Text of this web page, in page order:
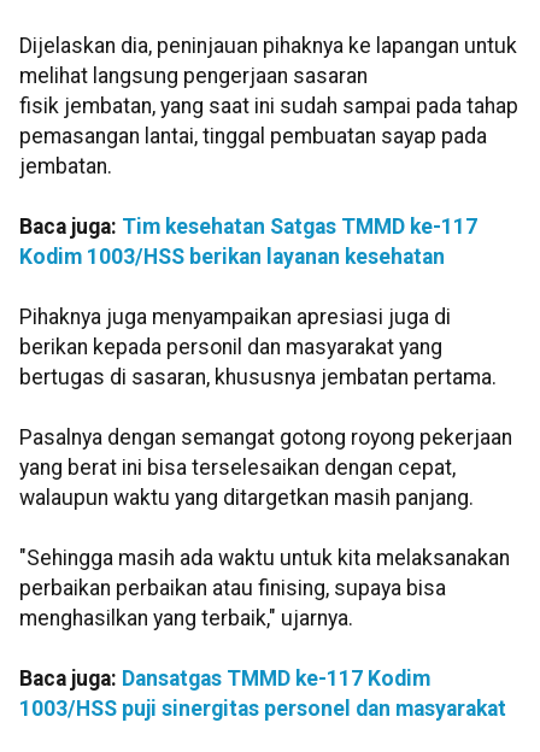
Dijelaskan dia, peninjauan pihaknya ke lapangan untuk
melihat langsung pengerjaan sasaran
fisik jembatan, yang saat ini sudah sampai pada tahap
pemasangan lantai, tinggal pembuatan sayap pada
jembatan.
Baca juga: Tim kesehatan Satgas TMMD ke-117
Kodim 1003/HSS berikan layanan kesehatan
Pihaknya juga menyampaikan apresiasi juga di
berikan kepada personil dan masyarakat yang
bertugas di sasaran, khususnya jembatan pertama.
Pasalnya dengan semangat gotong royong pekerjaan
yang berat ini bisa terselesaikan dengan cepat,
walaupun waktu yang ditargetkan masih panjang.
"Sehingga masih ada waktu untuk kita melaksanakan
perbaikan perbaikan atau finising, supaya bisa
menghasilkan yang terbaik," ujarnya.
Baca juga: Dansatgas TMMD ke-117 Kodim
1003/HSS puji sinergitas personel dan masyarakat